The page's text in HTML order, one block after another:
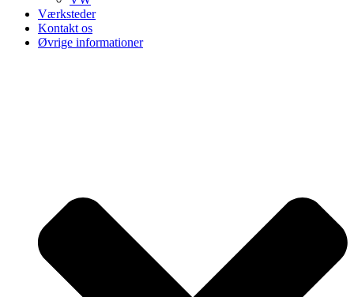
Værksteder
Kontakt os
Øvrige informationer